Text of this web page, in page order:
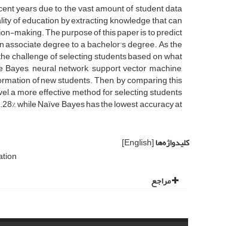
years due to the vast amount of student data
of education by extracting knowledge that can
making. The purpose of this paper is to predict
degree to a bachelor's degree. As the
challenge of selecting students based on what
neural network, support vector machine,
of new students. Then, by comparing this
a more effective method for selecting students
while Naïve Bayes has the lowest accuracy at
کلیدواژه‌ها[English]
مراجع